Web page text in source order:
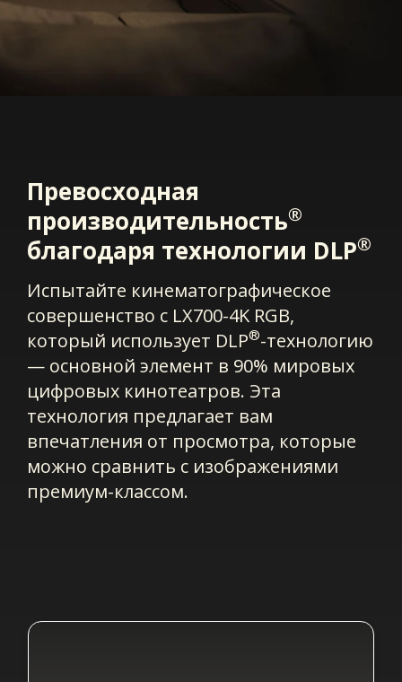
Превосходная
производительность®
благодаря технологии DLP®
Испытайте кинематографическое
совершенство с LX700-4K RGB,
который использует DLP®-технологию
— основной элемент в 90% мировых
цифровых кинотеатров. Эта
технология предлагает вам
впечатления от просмотра, которые
можно сравнить с изображениями
премиум-классом.​